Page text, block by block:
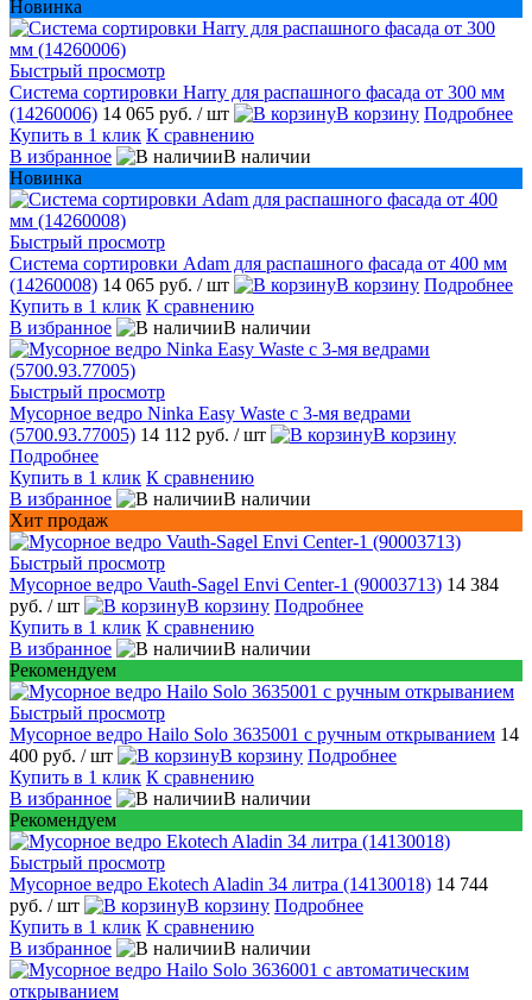
Новинка
Быстрый просмотр
Система сортировки Harry для распашного фасада от 300 мм
(14260006) 14 065 руб. / шт В корзину Подробнее
Купить в 1 клик К сравнению
В избранное
В наличии
Новинка
Быстрый просмотр
Система сортировки Adam для распашного фасада от 400 мм
(14260008) 14 065 руб. / шт В корзину Подробнее
Купить в 1 клик К сравнению
В избранное
В наличии
Быстрый просмотр
Мусорное ведро Ninka Easy Waste с 3-мя ведрами
(5700.93.77005) 14 112 руб. / шт
В корзину
Подробнее
Купить в 1 клик К сравнению
В избранное
В наличии
Хит продаж
Быстрый просмотр
Мусорное ведро Vauth-Sagel Envi Center-1 (90003713) 14 384
руб. / шт В корзину Подробнее
Купить в 1 клик К сравнению
В избранное
В наличии
Рекомендуем
Быстрый просмотр
Мусорное ведро Hailo Solo 3635001 c ручным открыванием 14
400 руб. / шт В корзину Подробнее
Купить в 1 клик К сравнению
В избранное
В наличии
Рекомендуем
Быстрый просмотр
Мусорное ведро Ekotech Aladin 34 литра (14130018) 14 744
руб. / шт В корзину Подробнее
Купить в 1 клик К сравнению
В избранное
В наличии